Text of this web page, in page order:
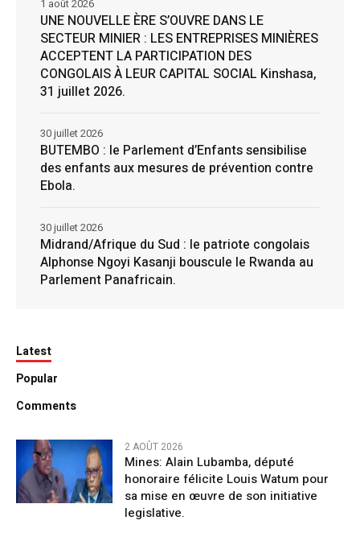
UNE NOUVELLE ÈRE S’OUVRE DANS LE
SECTEUR MINIER : LES ENTREPRISES MINIÈRES
ACCEPTENT LA PARTICIPATION DES
CONGOLAIS À LEUR CAPITAL SOCIAL Kinshasa,
31 juillet 2026.
1 août 2026
BUTEMBO : le Parlement d’Enfants sensibilise
des enfants aux mesures de prévention contre
Ebola.
30 juillet 2026
Midrand/Afrique du Sud : le patriote congolais
Alphonse Ngoyi Kasanji bouscule le Rwanda au
Parlement Panafricain.
30 juillet 2026
Latest
Popular
Comments
2 AOÛT 2026
Mines: Alain Lubamba, député
honoraire félicite Louis Watum pour
sa mise en œuvre de son initiative
legislative.